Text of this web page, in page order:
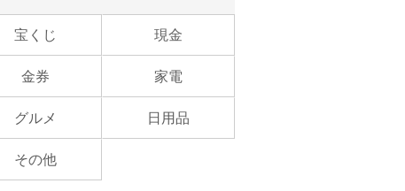
宝くじ 現金
金券 家電
グルメ 日用品
その他